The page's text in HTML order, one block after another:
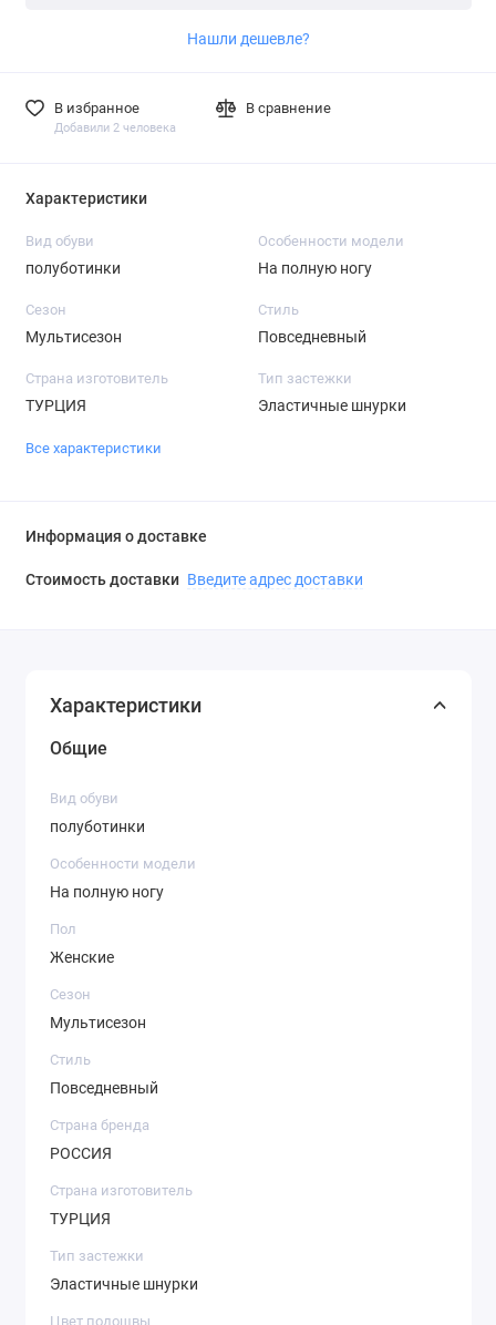
Нашли дешевле?
В избранное
Добавили 2 человека
В сравнение
Характеристики
Вид обуви
полуботинки
Особенности модели
На полную ногу
Сезон
Мультисезон
Стиль
Повседневный
Страна изготовитель
ТУРЦИЯ
Тип застежки
Эластичные шнурки
Все характеристики
Информация о доставке
Стоимость доставки Введите адрес доставки
Характеристики
Общие
Вид обуви
полуботинки
Особенности модели
На полную ногу
Пол
Женские
Сезон
Мультисезон
Стиль
Повседневный
Страна бренда
РОССИЯ
Страна изготовитель
ТУРЦИЯ
Тип застежки
Эластичные шнурки
Цвет подошвы